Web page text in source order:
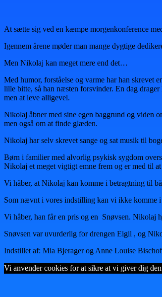
At sætte sig ved en kæmpe morgenkonference
Igennem årene møder man mange dygtige
Men Nikolaj kan meget mere end det…
Med humor, forståelse og varme har han skrevet
lille bitte, så han næsten forsvinder. En dag
men at leve alligevel.
Nikolaj åbner med sine egen baggrund og viden
men også om at finde glæden.
Nikolaj har selv skrevet sange og sat musik til
Børn i familier med alvorlig psykisk sygdom
Nikolaj et meget vigtigt emne frem og er med til
Vi håber, at Nikolaj kan komme i betragtning til
Som nævnt i vores indstilling kan vi ikke komme
Vi håber, han får en pris og en Snøvsen. Nikolaj
Snøvsen var uvurderlig for drengen Eigil , og
Indstillet af: Mia Bjerager og Anne Louise
Vi anvender cookies for at sikre at vi giver dig